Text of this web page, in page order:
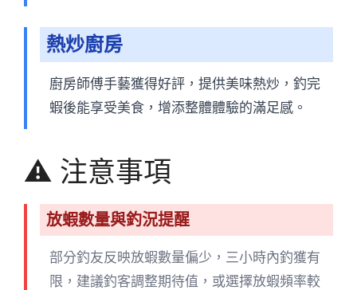
熱炒廚房
廚房師傅手藝獲得好評，提供美味熱炒，釣完
蝦後能享受美食，增添整體體驗的滿足感。
⚠️ 注意事項
放蝦數量與釣況提醒
部分釣友反映放蝦數量偏少，三小時內釣獲有
限，建議釣客調整期待值，或選擇放蝦頻率較